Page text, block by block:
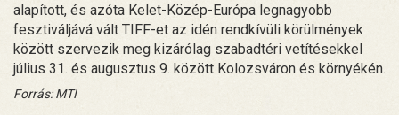
alapított, és azóta Kelet-Közép-Európa legnagyobb
fesztiváljává vált TIFF-et az idén rendkívüli körülmények
között szervezik meg kizárólag szabadtéri vetítésekkel
július 31. és augusztus 9. között Kolozsváron és környékén.
Forrás: MTI